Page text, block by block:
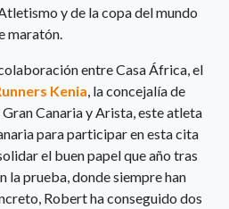
y de la copa del mundo
maratón.
entre Casa África, el
Kenia , la concejalía de
Canaria y Arista, este atleta
para participar en esta cita
el buen papel que año tras
la prueba, donde siempre han
Robert ha conseguido dos